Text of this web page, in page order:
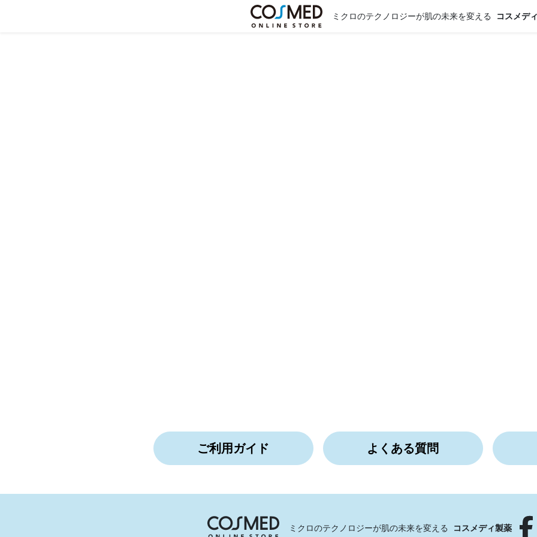
ミクロのテクノロジーが肌の未来を変える コスメデ
ご利用ガイド よくある質問
ミクロのテクノロジーが肌の未来を変える コスメディ製薬